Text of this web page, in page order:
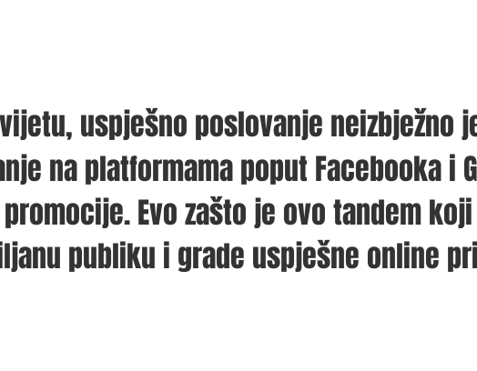
uspješno poslovanje neizbježno
na platformama poput Facebooka i
Evo zašto je ovo tandem
publiku i grade uspješne online